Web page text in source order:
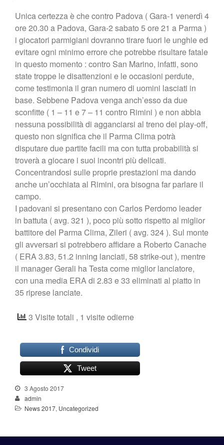
Unica certezza è che contro Padova ( Gara-1 venerdì 4
ore 20.30 a Padova, Gara-2 sabato 5 ore 21 a Parma )
i giocatori parmigiani dovranno tirare fuori le unghie ed
evitare ogni minimo errore che potrebbe risultare fatale
in questo momento : contro San Marino, infatti, sono
state troppe le disattenzioni e le occasioni perdute,
come testimonia il gran numero di uomini lasciati in
base. Sebbene Padova venga anch’esso da due
sconfitte ( 1 – 11 e 7 – 11 contro Rimini ) e non abbia
nessuna possibilità di agganciarsi al treno dei play-off,
questo non significa che il Parma Clima potrà
disputare due partite facili ma con tutta probabilità si
troverà a giocare i suoi incontri più delicati.
Concentrandosi sulle proprie prestazioni ma dando
anche un’occhiata al Rimini, ora bisogna far parlare il
campo.
I padovani si presentano con Carlos Perdomo leader
in battuta ( avg. 321 ), poco più sotto rispetto al miglior
battitore del Parma Clima, Zileri ( avg. 324 ). Sul monte
gli avversari si potrebbero affidare a Roberto Canache
( ERA 3.83, 51.2 inning lanciati, 58 strike-out ), mentre
il manager Gerali ha Testa come miglior lanciatore,
con una media ERA di 2.83 e 33 eliminati al piatto in
35 riprese lanciate.
3 Visite totali , 1 visite odierne
Condividi
Tweet
3 Agosto 2017
admin
News 2017, Uncategorized